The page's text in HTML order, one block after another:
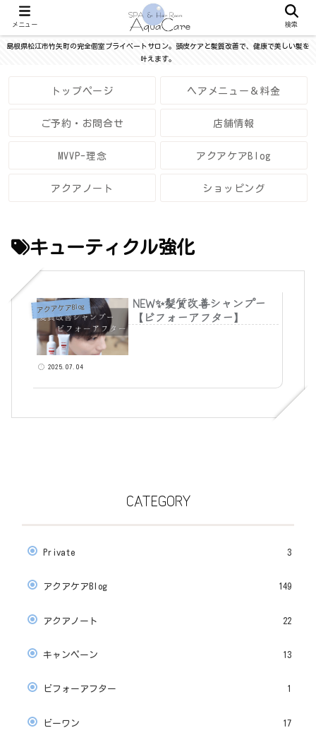
島根県松江市竹矢町の完全個室プライベートサロン。頭皮ケアと髪質改善で、健康で美しい髪を
叶えます。
トップページ ヘアメニュー＆料金
ご予約・お問合せ 店舗情報
MVVP-理念 アクアケアBlog
アクアノート ショッピング
キューティクル強化
アクアケアBlog
NEW✨髪質改善シャンプー
【ビフォーアフター】
2025.07.04
CATEGORY
Private 3
アクアケアBlog 149
アクアノート 22
キャンペーン 13
ビフォーアフター 1
ビーワン 17
メニュー 検索